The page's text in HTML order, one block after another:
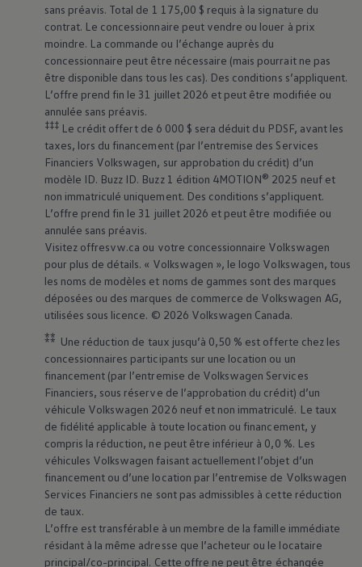
sans préavis. Total de 1 175,00 $ requis à la signature du
contrat. Le concessionnaire peut vendre ou louer à prix
moindre. La commande ou l’échange auprès du
concessionnaire peut être nécessaire (mais pourrait ne pas
être disponible dans tous les cas). Des conditions s’appliquent.
L’offre prend fin le 31 juillet 2026 et peut être modifiée ou
annulée sans préavis.
‡‡‡ Le crédit offert de 6 000 $ sera déduit du PDSF, avant les
taxes, lors du financement (par l’entremise des Services
Financiers Volkswagen, sur approbation du crédit) d’un
modèle ID. Buzz ID. Buzz 1 édition 4MOTION® 2025 neuf et
non immatriculé uniquement. Des conditions s’appliquent.
L’offre prend fin le 31 juillet 2026 et peut être modifiée ou
annulée sans préavis.
Visitez offresvw.ca ou votre concessionnaire Volkswagen
pour plus de détails. « Volkswagen », le logo Volkswagen, tous
les noms de modèles et noms de gammes sont des marques
déposées ou des marques de commerce de Volkswagen AG,
utilisées sous licence. © 2026 Volkswagen Canada.
⁑⁑ Une réduction de taux jusqu’à 0,50 % est offerte chez les
concessionnaires participants sur une location ou un
financement (par l’entremise de Volkswagen Services
Financiers, sous réserve de l’approbation du crédit) d’un
véhicule Volkswagen 2026 neuf et non immatriculé. Le taux
de fidélité applicable à toute location ou financement, y
compris la réduction, ne peut être inférieur à 0,0 %. Les
véhicules Volkswagen faisant actuellement l’objet d’un
financement ou d’une location par l’entremise de Volkswagen
Services Financiers ne sont pas admissibles à cette réduction
de taux.
L’offre est transférable à un membre de la famille immédiate
résidant à la même adresse que l’acheteur ou le locataire
principal/co-principal. Cette offre ne peut être échangée